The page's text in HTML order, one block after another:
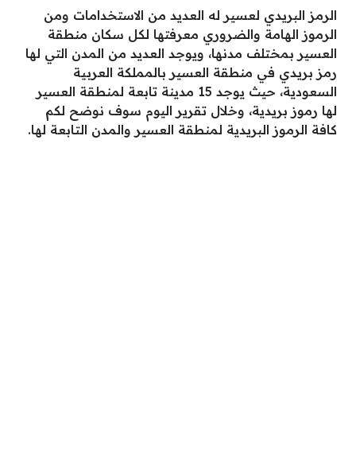
الرمز البريدي لعسير له العديد من الاستخدامات ومن
الرموز الهامة والضروري معرفتها لكل سكان منطقة
العسير بمختلف مدنها، ويوجد العديد من المدن التي لها
رمز بريدي في منطقة العسير بالمملكة العربية
السعودية، حيث يوجد 15 مدينة تابعة لمنطقة العسير
لها رموز بريدية، وخلال تقرير اليوم سوف نوضح لكم
كافة الرموز البريدية لمنطقة العسير والمدن التابعة لها.